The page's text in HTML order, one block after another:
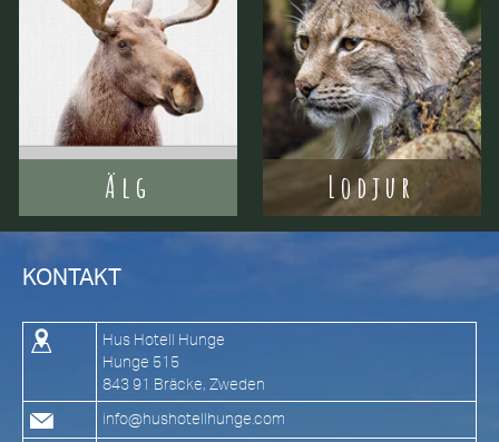
Älg Lodjur
KONTAKT
Hus Hotell Hunge
Hunge 515
843 91 Bräcke, Zweden
info@hushotellhunge.com